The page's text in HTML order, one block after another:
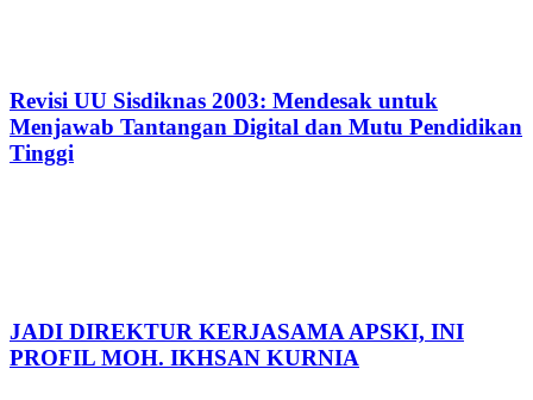
Revisi UU Sisdiknas 2003: Mendesak untuk
Menjawab Tantangan Digital dan Mutu Pendidikan
Tinggi
JADI DIREKTUR KERJASAMA APSKI, INI
PROFIL MOH. IKHSAN KURNIA